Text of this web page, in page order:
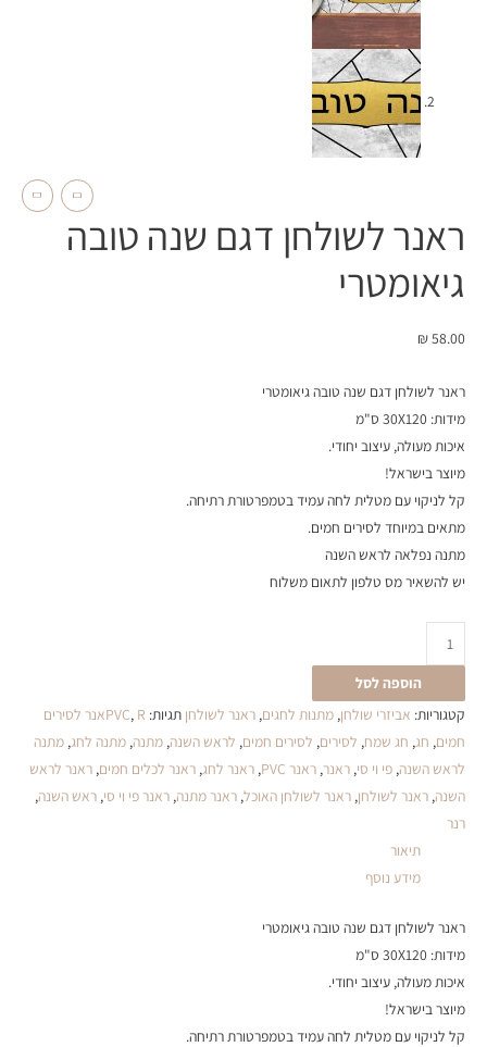
ראנר לשולחן דגם שנה טובה
גיאומטרי
₪58.00
ראנר לשולחן דגם שנה טובה גיאומטרי
מידות: 30X120 ס"מ
איכות מעולה, עיצוב יחודי.
מיוצר בישראל!
קל לניקוי עם מטלית לחה עמיד בטמפרטורת רתיחה.
מתאים במיוחד לסירים חמים.
מתנה נפלאה לראש השנה
יש להשאיר מס טלפון לתאום משלוח
הוספה לסל
קטגוריות: אביזרי שולחן, מתנות לחגים, ראנר לשולחן תגיות: PVC,
Rאנר לסירים
חמים, חג, חג שמח, לסירים, לסירים חמים, לראש השנה, מתנה, מתנה לחג, מתנה
לראש השנה, פי וי סי, ראנר, ראנר PVC , ראנר לחג, ראנר לכלים חמים, ראנר לראש
השנה, ראנר לשולחן, ראנר לשולחן האוכל, ראנר מתנה, ראנר פי וי סי, ראש השנה,
רנר
תיאור
מידע נוסף
ראנר לשולחן דגם שנה טובה גיאומטרי
מידות: 30X120 ס"מ
איכות מעולה, עיצוב יחודי.
מיוצר בישראל!
קל לניקוי עם מטלית לחה עמיד בטמפרטורת רתיחה.